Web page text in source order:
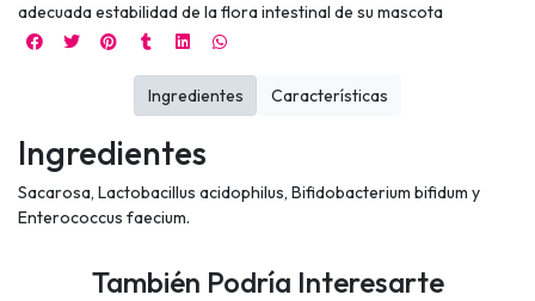
adecuada estabilidad de la flora intestinal de su mascota
Ingredientes
Sacarosa, Lactobacillus acidophilus, Bifidobacterium bifidum y
Enterococcus faecium.
Ingredientes Características
También Podría Interesarte